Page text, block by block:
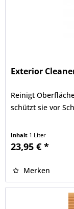
Exterior
Reinigt
schützt sie vor
Der WOCA
Inhalt 1 Liter
23,95 € *
Merken